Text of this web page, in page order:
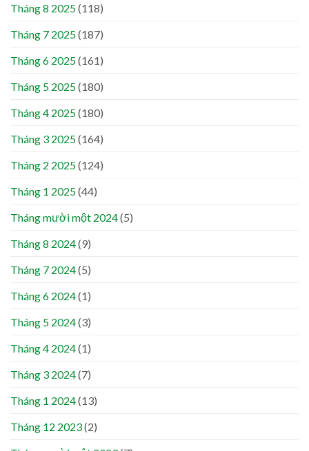
Tháng 8 2025(118)
Tháng 7 2025(187)
Tháng 6 2025(161)
Tháng 5 2025(180)
Tháng 4 2025(180)
Tháng 3 2025(164)
Tháng 2 2025(124)
Tháng 1 2025(44)
Tháng mười một 2024(5)
Tháng 8 2024(9)
Tháng 7 2024(5)
Tháng 6 2024(1)
Tháng 5 2024(3)
Tháng 4 2024(1)
Tháng 3 2024(7)
Tháng 1 2024(13)
Tháng 12 2023(2)